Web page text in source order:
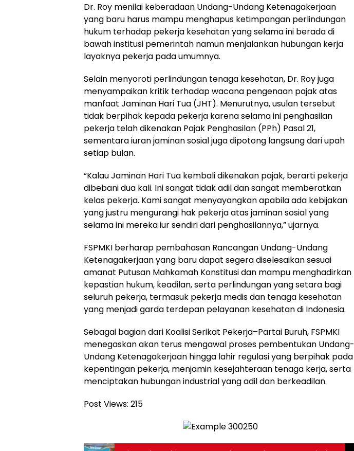
Dr. Roy menilai keberadaan Undang-Undang Ketenagakerjaan
yang baru harus mampu menghapus ketimpangan perlindungan
hukum terhadap pekerja kesehatan yang selama ini berada di
bawah institusi pemerintah namun menjalankan hubungan kerja
layaknya pekerja pada umumnya.
Selain menyoroti perlindungan tenaga kesehatan, Dr. Roy juga
menyampaikan kritik terhadap wacana pengenaan pajak atas
manfaat Jaminan Hari Tua (JHT). Menurutnya, usulan tersebut
tidak berpihak kepada pekerja karena selama ini penghasilan
pekerja telah dikenakan Pajak Penghasilan (PPh) Pasal 21,
sementara iuran jaminan sosial juga dipotong langsung dari upah
setiap bulan.
“Kalau Jaminan Hari Tua kembali dikenakan pajak, berarti pekerja
dibebani dua kali. Ini sangat tidak adil dan sangat memberatkan
kelas pekerja. Kami sangat menyayangkan apabila ada kebijakan
yang justru mengurangi hak pekerja atas jaminan sosial yang
selama ini mereka iur sendiri dari penghasilannya,” ujarnya.
FSPMKI berharap pembahasan Rancangan Undang-Undang
Ketenagakerjaan yang baru dapat segera diselesaikan sesuai
amanat Putusan Mahkamah Konstitusi dan mampu menghadirkan
kepastian hukum, keadilan, serta perlindungan yang setara bagi
seluruh pekerja, termasuk pekerja medis dan tenaga kesehatan
yang menjadi garda terdepan pelayanan kesehatan di Indonesia.
Sebagai bagian dari Koalisi Serikat Pekerja–Partai Buruh, FSPMKI
menegaskan akan terus mengawal proses pembentukan Undang-
Undang Ketenagakerjaan hingga lahir regulasi yang berpihak pada
kepentingan pekerja, menjamin kesejahteraan tenaga kerja, serta
menciptakan hubungan industrial yang adil dan berkeadilan.
Post Views: 215